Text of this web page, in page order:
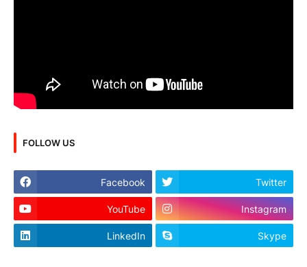
FOLLOW US
Facebook Twitter
YouTube Instagram
LinkedIn Skype